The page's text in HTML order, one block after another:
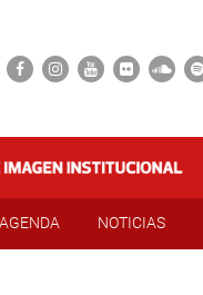
AGENDA NOTICIAS